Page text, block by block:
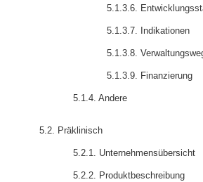
5.1.3.6.
5.1.3.7. Indikationen
5.1.3.8.
5.1.3.9. Finanzierung
5.1.4. Andere
5.2. Präklinisch
5.2.1. Unternehmensübersicht
5.2.2. Produktbeschreibung